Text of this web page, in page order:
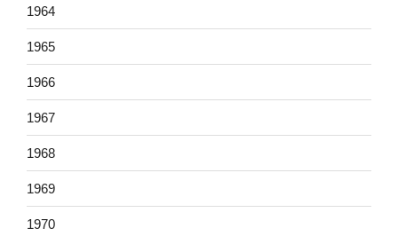
1964
1965
1966
1967
1968
1969
1970